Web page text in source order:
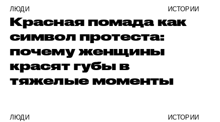
ЛЮДИ ИСТОРИИ
Красная помада как
символ протеста:
почему женщины
красят губы в
тяжелые моменты
ЛЮДИ ИСТОРИИ